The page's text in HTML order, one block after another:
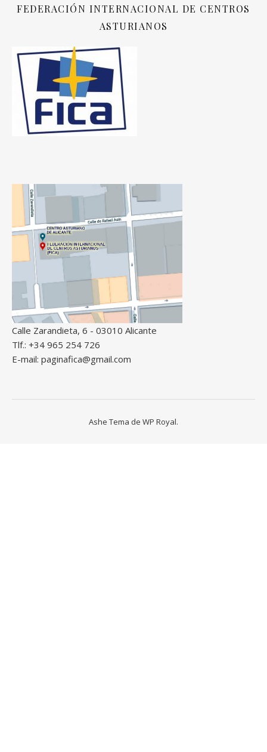
FEDERACIÓN INTERNACIONAL DE CENTROS
ASTURIANOS
Calle Zarandieta, 6 - 03010 Alicante
Tlf.: +34 965 254 726
E-mail: paginafica@gmail.com
Ashe Tema de WP Royal.